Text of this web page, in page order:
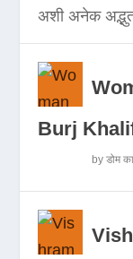
अशी अनेक
Burj
byडोम